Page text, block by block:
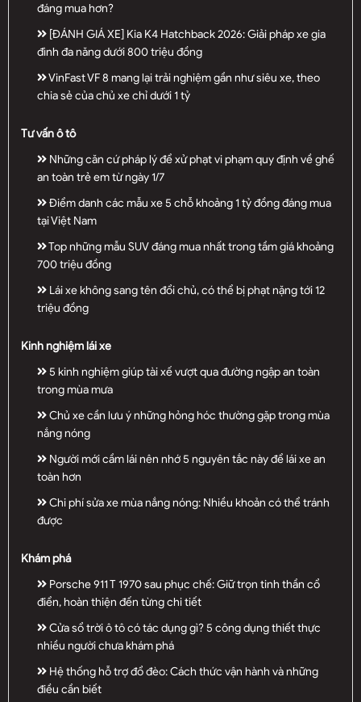
đáng mua hơn?
[ĐÁNH GIÁ XE] Kia K4 Hatchback 2026: Giải pháp xe gia
đình đa năng dưới 800 triệu đồng
VinFast VF 8 mang lại trải nghiệm gần như siêu xe, theo
chia sẻ của chủ xe chỉ dưới 1 tỷ
Tư vấn ô tô
Những căn cứ pháp lý để xử phạt vi phạm quy định về ghế
an toàn trẻ em từ ngày 1/7
Điểm danh các mẫu xe 5 chỗ khoảng 1 tỷ đồng đáng mua
tại Việt Nam
Top những mẫu SUV đáng mua nhất trong tầm giá khoảng
700 triệu đồng
Lái xe không sang tên đổi chủ, có thể bị phạt nặng tới 12
triệu đồng
Kinh nghiệm lái xe
5 kinh nghiệm giúp tài xế vượt qua đường ngập an toàn
trong mùa mưa
Chủ xe cần lưu ý những hỏng hóc thường gặp trong mùa
nắng nóng
Người mới cầm lái nên nhớ 5 nguyên tắc này để lái xe an
toàn hơn
Chi phí sửa xe mùa nắng nóng: Nhiều khoản có thể tránh
được
Khám phá
Porsche 911 T 1970 sau phục chế: Giữ trọn tinh thần cổ
điển, hoàn thiện đến từng chi tiết
Cửa sổ trời ô tô có tác dụng gì? 5 công dụng thiết thực
nhiều người chưa khám phá
Hệ thống hỗ trợ đổ đèo: Cách thức vận hành và những
điều cần biết